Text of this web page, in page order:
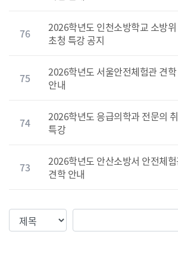
76
2026학년도 인천소방학교 소방위
초청 특강 공지
75
2026학년도 서울안전체험관 견학
안내
74
2026학년도 응급의학과 전문의
특강
73
2026학년도 안산소방서 안전체
견학 안내
검색조건 검색값